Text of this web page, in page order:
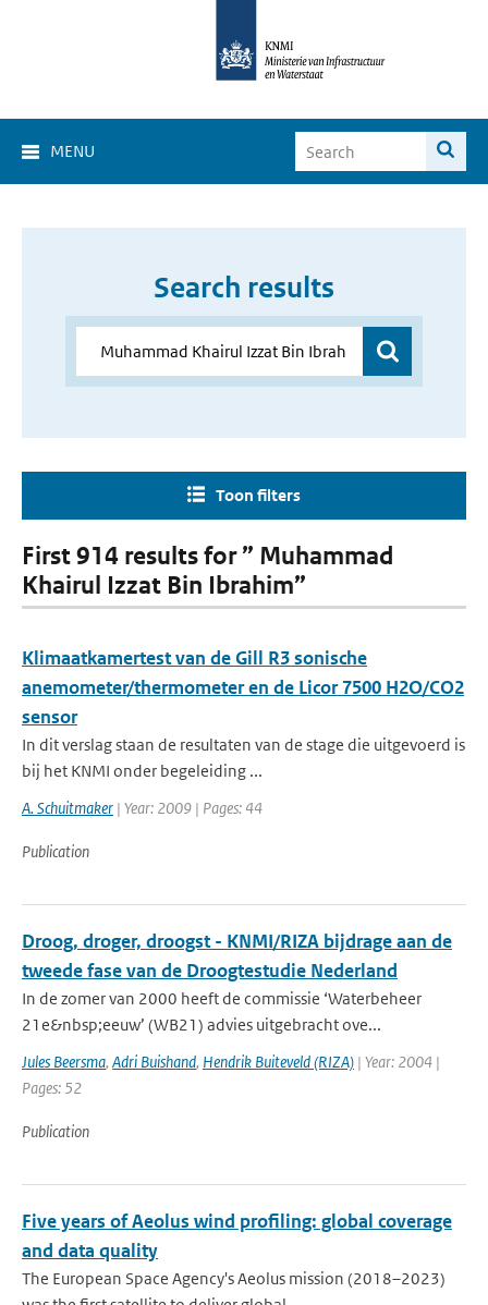
MENU
Search results
Toon filters
First 914 results for ” Muhammad
Khairul Izzat Bin Ibrahim”
Klimaatkamertest van de Gill R3 sonische
anemometer/thermometer en de Licor 7500 H2O/CO2
sensor
In dit verslag staan de resultaten van de stage die uitgevoerd is
bij het KNMI onder begeleiding ...
A. Schuitmaker | Year: 2009 | Pages: 44
Publication
Droog, droger, droogst - KNMI/RIZA bijdrage aan de
tweede fase van de Droogtestudie Nederland
In de zomer van 2000 heeft de commissie ‘Waterbeheer
21e&nbsp;eeuw’ (WB21) advies uitgebracht ove...
Jules Beersma, Adri Buishand, Hendrik Buiteveld (RIZA) | Year: 2004 |
Pages: 52
Publication
Five years of Aeolus wind profiling: global coverage
and data quality
The European Space Agency's Aeolus mission (2018–2023)